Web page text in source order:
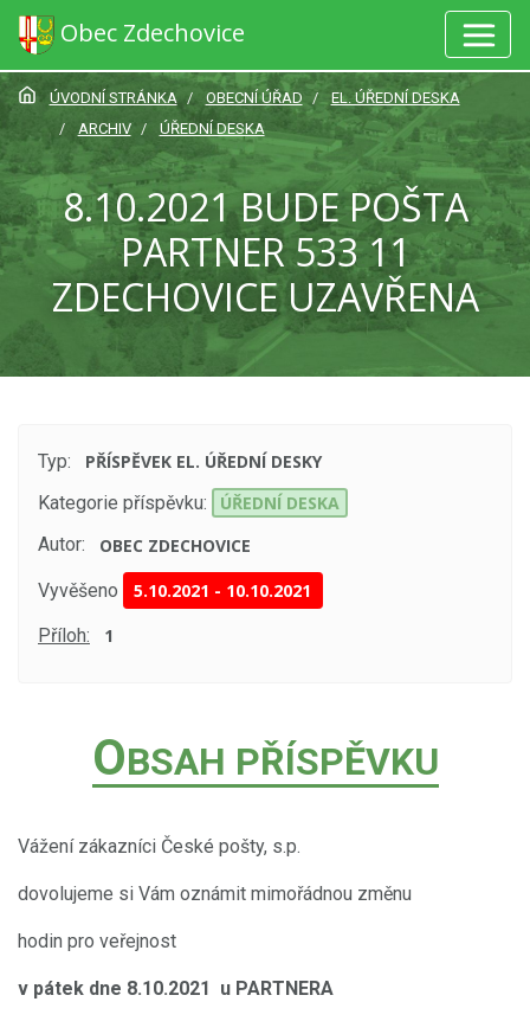
Obec Zdechovice
ÚVODNÍ STRÁNKA OBECNÍ ÚŘAD
EL. ÚŘEDNÍ DESKA
ARCHIV
ÚŘEDNÍ DESKA
8.10.2021 BUDE POŠTA
PARTNER 533 11
ZDECHOVICE UZAVŘENA
Typ:
PŘÍSPĚVEK EL. ÚŘEDNÍ DESKY
Kategorie příspěvku:
ÚŘEDNÍ DESKA
Autor:
OBEC ZDECHOVICE
Vyvěšeno 5.10.2021 - 10.10.2021
Příloh: 1
OBSAH PŘÍSPĚVKU
Vážení zákazníci České pošty, s.p.
dovolujeme si Vám oznámit mimořádnou změnu
hodin pro veřejnost
v pátek dne 8.10.2021 u PARTNERA